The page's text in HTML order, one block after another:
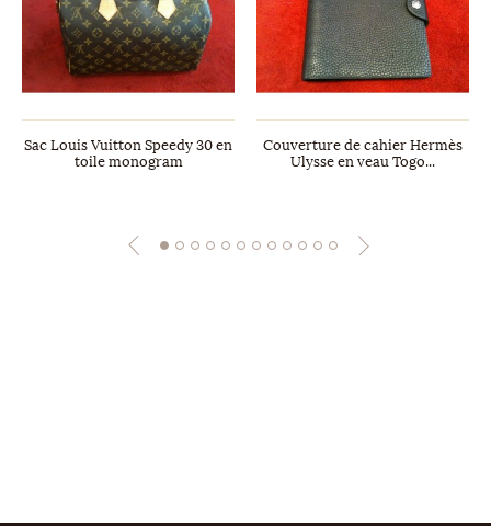
Sac Louis Vuitton Speedy 30 en
toile monogram
Couverture de cahier Hermès
Ulysse en veau Togo...